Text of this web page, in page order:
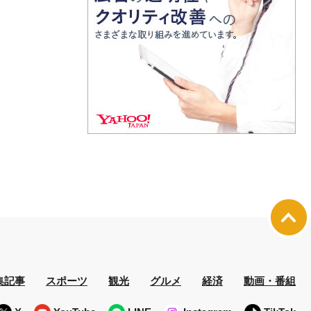
記事 スポーツ 観光 グルメ 経済 動画・番組